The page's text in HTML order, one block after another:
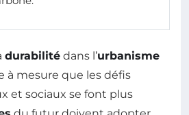
durabilité dans l’urbanisme
à mesure que les défis
et sociaux se font plus